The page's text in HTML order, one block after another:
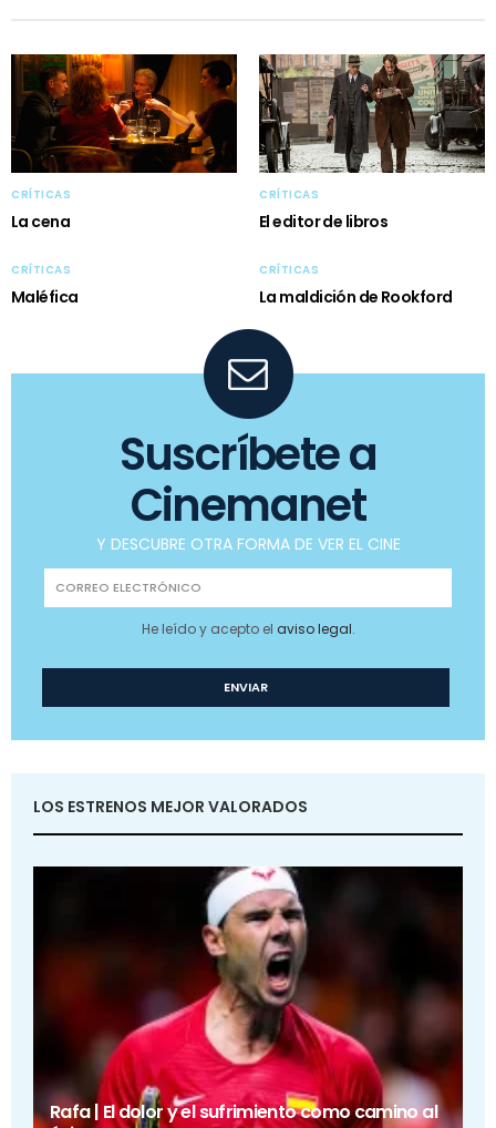
CRÍTICAS
La cena
CRÍTICAS
El editor de libros
CRÍTICAS
Maléfica
CRÍTICAS
La maldición de Rookford
Suscríbete a
Cinemanet
Y DESCUBRE OTRA FORMA DE VER EL CINE
He leído y acepto el aviso legal.
LOS ESTRENOS MEJOR VALORADOS
Rafa | El dolor y el sufrimiento como camino al